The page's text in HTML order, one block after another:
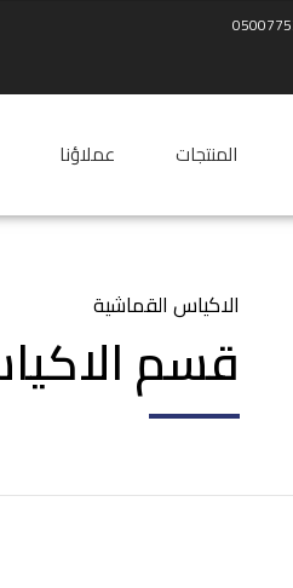
المنتجات عملاؤنا
الاكياس القماشية
قسم